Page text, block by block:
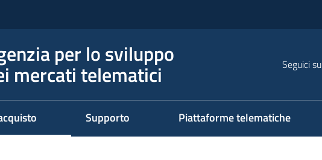
per lo sviluppo
mercati telematici Seguici su
Supporto Piattaforme telematiche